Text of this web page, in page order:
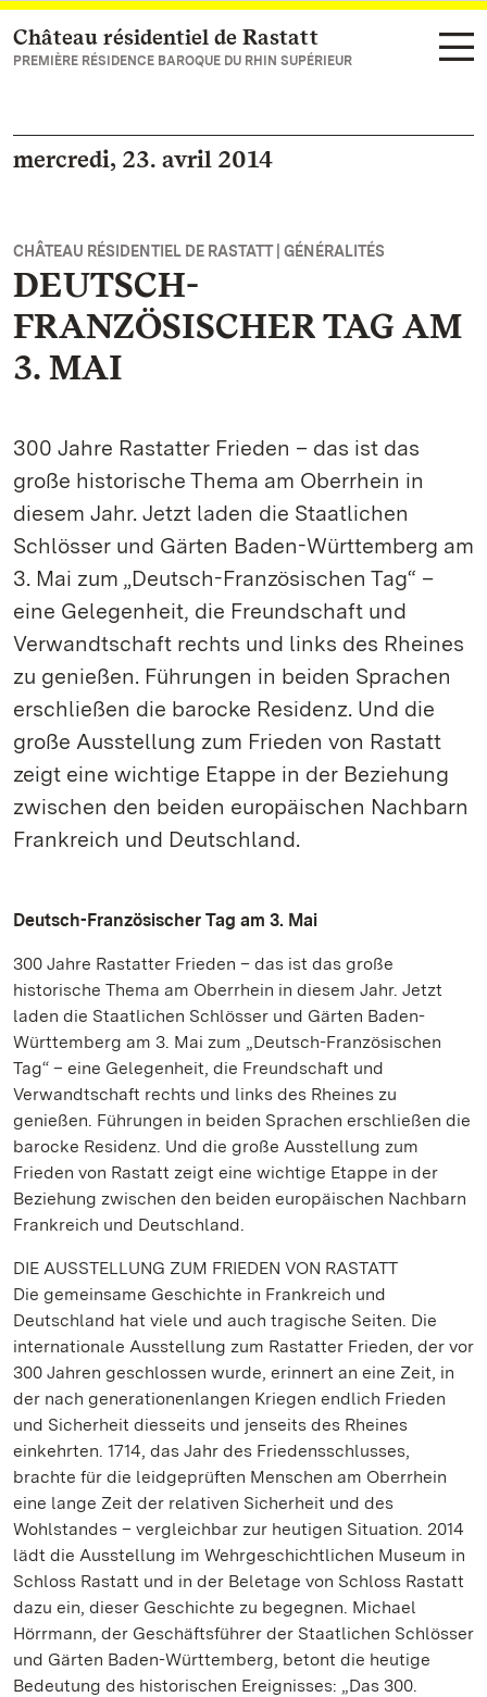
Vers la page d’accueil
Château résidentiel de Rastatt
PREMIÈRE RÉSIDENCE BAROQUE DU RHIN SUPÉRIEUR
mercredi, 23. avril 2014
CHÂTEAU RÉSIDENTIEL DE RASTATT | GÉNÉRALITÉS
DEUTSCH-
FRANZÖSISCHER TAG AM
3. MAI
300 Jahre Rastatter Frieden – das ist das
große historische Thema am Oberrhein in
diesem Jahr. Jetzt laden die Staatlichen
Schlösser und Gärten Baden-Württemberg am
3. Mai zum „Deutsch-Französischen Tag“ –
eine Gelegenheit, die Freundschaft und
Verwandtschaft rechts und links des Rheines
zu genießen. Führungen in beiden Sprachen
erschließen die barocke Residenz. Und die
große Ausstellung zum Frieden von Rastatt
zeigt eine wichtige Etappe in der Beziehung
zwischen den beiden europäischen Nachbarn
Frankreich und Deutschland.
Deutsch-Französischer Tag am 3. Mai
300 Jahre Rastatter Frieden – das ist das große
historische Thema am Oberrhein in diesem Jahr. Jetzt
laden die Staatlichen Schlösser und Gärten Baden-
Württemberg am 3. Mai zum „Deutsch-Französischen
Tag“ – eine Gelegenheit, die Freundschaft und
Verwandtschaft rechts und links des Rheines zu
genießen. Führungen in beiden Sprachen erschließen die
barocke Residenz. Und die große Ausstellung zum
Frieden von Rastatt zeigt eine wichtige Etappe in der
Beziehung zwischen den beiden europäischen Nachbarn
Frankreich und Deutschland.
DIE AUSSTELLUNG ZUM FRIEDEN VON RASTATT
Die gemeinsame Geschichte in Frankreich und
Deutschland hat viele und auch tragische Seiten. Die
internationale Ausstellung zum Rastatter Frieden, der vor
300 Jahren geschlossen wurde, erinnert an eine Zeit, in
der nach generationenlangen Kriegen endlich Frieden
und Sicherheit diesseits und jenseits des Rheines
einkehrten. 1714, das Jahr des Friedensschlusses,
brachte für die leidgeprüften Menschen am Oberrhein
eine lange Zeit der relativen Sicherheit und des
Wohlstandes – vergleichbar zur heutigen Situation. 2014
lädt die Ausstellung im Wehrgeschichtlichen Museum in
Schloss Rastatt und in der Beletage von Schloss Rastatt
dazu ein, dieser Geschichte zu begegnen. Michael
Hörrmann, der Geschäftsführer der Staatlichen Schlösser
und Gärten Baden-Württemberg, betont die heutige
Bedeutung des historischen Ereignisses: „Das 300.